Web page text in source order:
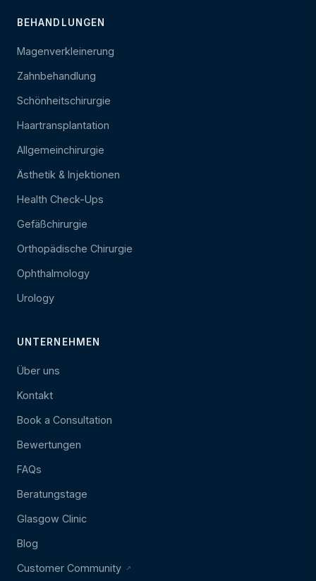
BEHANDLUNGEN
Magenverkleinerung
Zahnbehandlung
Schönheitschirurgie
Haartransplantation
Allgemeinchirurgie
Ästhetik & Injektionen
Health Check-Ups
Gefäßchirurgie
Orthopädische Chirurgie
Ophthalmology
Urology
UNTERNEHMEN
Über uns
Kontakt
Book a Consultation
Bewertungen
FAQs
Beratungstage
Glasgow Clinic
Blog
Customer Community